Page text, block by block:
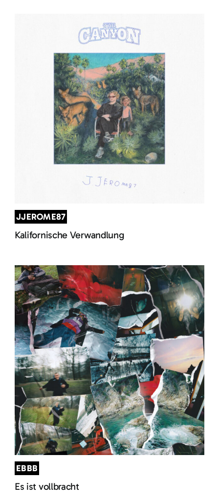
JJEROME87
Kalifornische Verwandlung
EBBB
Es ist vollbracht